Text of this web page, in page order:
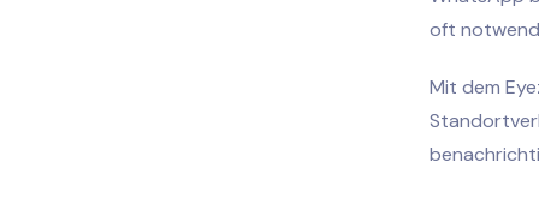
oft
Mit dem